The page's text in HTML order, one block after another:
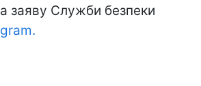
заяву Служби безпеки